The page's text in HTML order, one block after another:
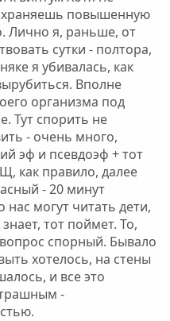
повышенную
Лично я, раньше, от
сутки - полтора,
я убивалась, как
Вполне
организма под
Тут спорить не
- очень много,
эф и псевдоэф + тот
как правило, далее
- 20 минут
нас могут читать дети,
тот поймет. То,
спорный. Бывало
хотелось, на стены
и все это
-